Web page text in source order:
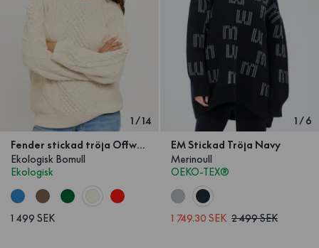
1/14
Fender stickad tröja Offwhite
Ekologisk Bomull
Ekologisk
1 499 SEK
1/6
EM Stickad Tröja Navy
Merinoull
OEKO-TEX®
1 749.30 SEK 2 499 SEK